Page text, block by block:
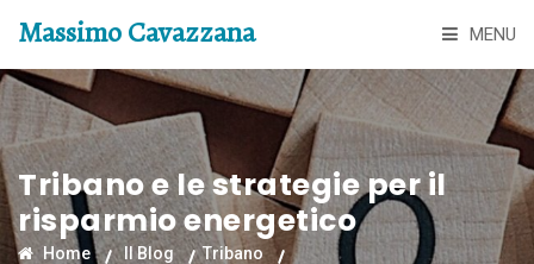
Massimo Cavazzana MENU
Tribano e le strategie per il
risparmio energetico
Home Il Blog
Tribano